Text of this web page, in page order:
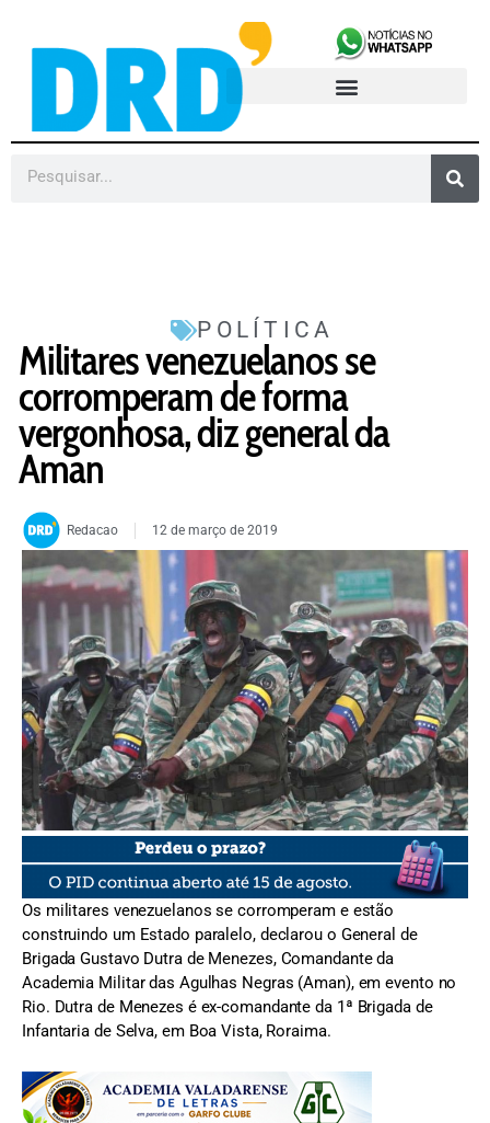
POLÍTICA
Militares venezuelanos se
corromperam de forma
vergonhosa, diz general da
Aman
Redacao 12 de março de 2019
FOTO:Divulgação.
Os militares venezuelanos se corromperam e estão
construindo um Estado paralelo, declarou o General de
Brigada Gustavo Dutra de Menezes, Comandante da
Academia Militar das Agulhas Negras (Aman), em evento no
Rio. Dutra de Menezes é ex-comandante da 1ª Brigada de
Infantaria de Selva, em Boa Vista, Roraima.